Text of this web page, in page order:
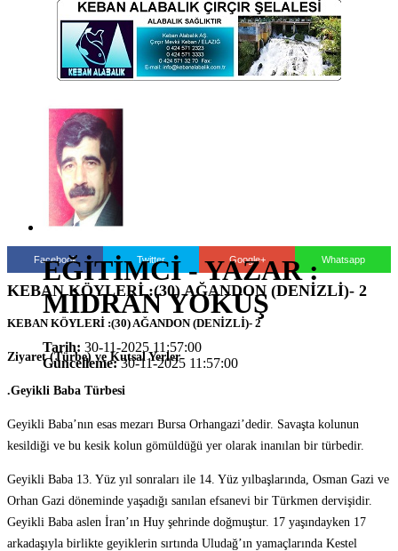
EĞİTİMCİ - YAZAR :
MİDRAN YOKUŞ
Tarih: 30-11-2025 11:57:00
Güncelleme:30-11-2025 11:57:00
Facebook Twitter Google+ Whatsapp
KEBAN KÖYLERİ :(30) AĞANDON (DENİZLİ)- 2
KEBAN KÖYLERİ :(30) AĞANDON (DENİZLİ)- 2
Ziyaret (Türbe) ve Kutsal Yerler
.Geyikli Baba Türbesi
Geyikli Baba’nın esas mezarı Bursa Orhangazi’dedir. Savaşta kolunun
kesildiği ve bu kesik kolun gömüldüğü yer olarak inanılan bir türbedir.
Geyikli Baba 13. Yüz yıl sonraları ile 14. Yüz yılbaşlarında, Osman Gazi ve
Orhan Gazi döneminde yaşadığı sanılan efsanevi bir Türkmen dervişidir.
Geyikli Baba aslen İran’ın Huy şehrinde doğmuştur. 17 yaşındayken 17
arkadaşıyla birlikte geyiklerin sırtında Uludağ’ın yamaçlarında Kestel